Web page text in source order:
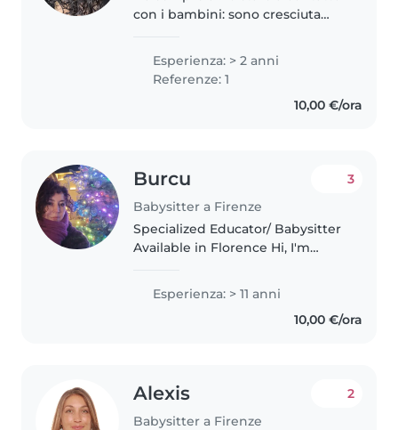
con i bambini: sono cresciuta
con età comprese tra 1 e 11 anni,
e questo mi ha permesso di
sviluppare una naturale
Esperienza: > 2 anni
Referenze: 1
10,00 €/ora
Burcu
Babysitter a Firenze
3
Specialized Educator/ Babysitter
Available in Florence Hi, I'm
Educator with 12 years of
experience supporting children
Esperienza: > 11 anni
10,00 €/ora
Alexis
Babysitter a Firenze
2